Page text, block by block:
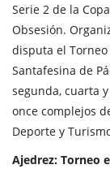
Serie 2 de la
Obsesión.
disputa el Torneo
Santafesina de
segunda, cuarta
once complejos
Deporte y
Ajedrez: Torneo